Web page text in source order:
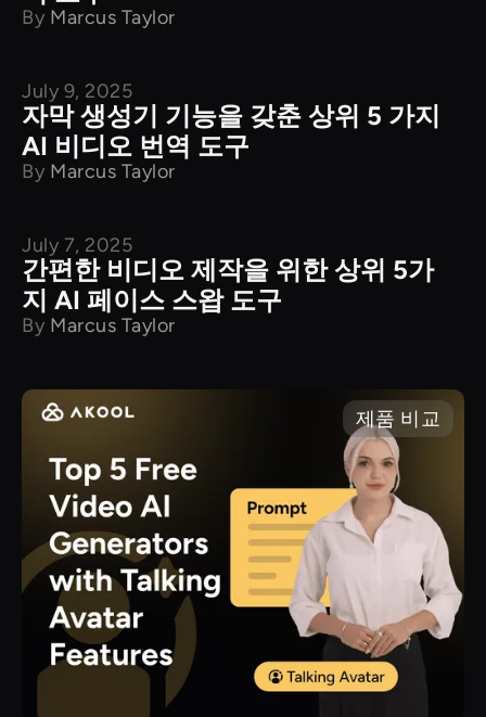
By Marcus Taylor
제품 비교
July 9, 2025
자막 생성기 기능을 갖춘 상위 5 가지
AI 비디오 번역 도구
By Marcus Taylor
제품 비교
July 7, 2025
간편한 비디오 제작을 위한 상위 5가
지 AI 페이스 스왑 도구
By Marcus Taylor
제품 비교